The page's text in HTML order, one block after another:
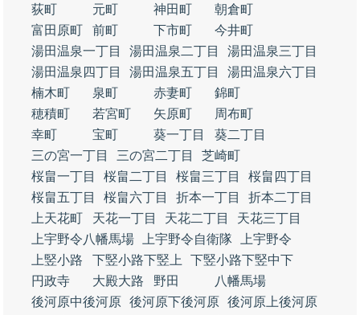
荻町
元町 神田町
朝倉町
富田原町
前町 下市町
今井町
湯田温泉一丁目
湯田温泉二丁目
湯田温泉三丁目
湯田温泉四丁目
湯田温泉五丁目
湯田温泉六丁目
楠木町
泉町 赤妻町
錦町
穂積町
若宮町 矢原町
周布町
幸町
宝町 葵一丁目
葵二丁目
三の宮一丁目
三の宮二丁目
芝崎町
桜畠一丁目
桜畠二丁目 桜畠三丁目
桜畠四丁目
桜畠五丁目
桜畠六丁目 折本一丁目
折本二丁目
上天花町
天花一丁目 天花二丁目
天花三丁目
上宇野令八幡馬場
上宇野令自衛隊
上宇野令
上竪小路
下竪小路下竪上
下竪小路下竪中下
円政寺
大殿大路 野田
八幡馬場
後河原中後河原 後河原下後河原 後河原上後河原